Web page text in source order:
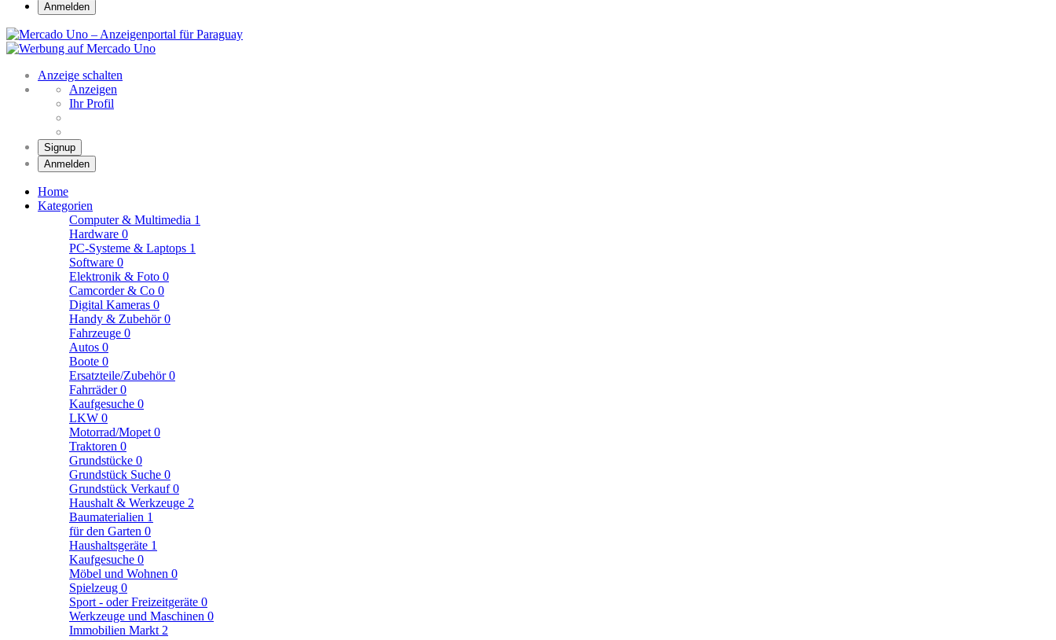
Anmelden
Anzeige schalten
Anzeigen
Ihr Profil
Signup
Anmelden
Home
Kategorien
Computer & Multimedia 1
Hardware 0
PC-Systeme & Laptops 1
Software 0
Elektronik & Foto 0
Camcorder & Co 0
Digital Kameras 0
Handy & Zubehör0
Fahrzeuge 0
Autos 0
Boote 0
Ersatzteile/Zubehör0
Fahrräder0
Kaufgesuche 0
LKW 0
Motorrad/Mopet 0
Traktoren 0
Grundstücke 0
Grundstück Suche 0
Grundstück Verkauf0
Haushalt & Werkzeuge 2
Baumaterialien 1
für den Garten 0
Haushaltsgeräte 1
Kaufgesuche 0
Möbel und Wohnen 0
Spielzeug 0
Sport - oder Freizeitgeräte 0
Werkzeuge und Maschinen 0
Immobilien Markt 2